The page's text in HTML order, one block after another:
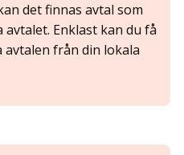
det finnas avtal som
avtalet. Enklast kan du få
från din lokala